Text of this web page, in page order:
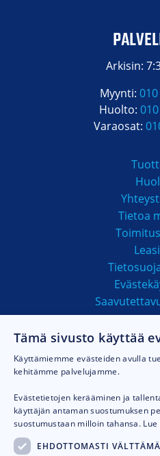
Arkisin:
Myynti:
Huolto:
Varaosat:
Tietoa
Tämä sivusto käyttää
Käyttämiemme evästeiden avulla
kehitämme palvelujamme.
Evästetietojen kerääminen ja
käyttäjän antaman suostumuksen
suostumustaan milloin tahansa. Lue
EHDOTTOMASTI